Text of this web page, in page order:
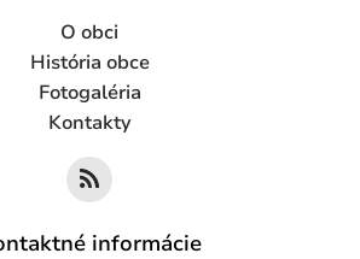
O obci
História obce
Fotogaléria
Kontakty
informácie